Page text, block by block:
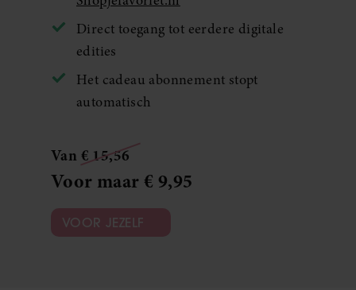
Direct toegang tot eerdere digitale
edities
Het cadeau abonnement stopt
automatisch
Van € 15,56
Voor maar € 9,95
VOOR JEZELF